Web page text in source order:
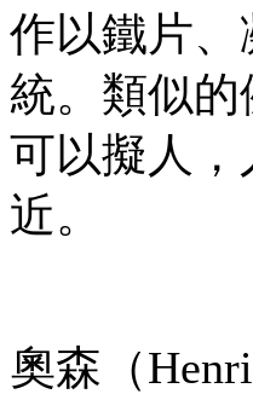
作以鐵片
統。類似
可以擬人
近。
奧森（